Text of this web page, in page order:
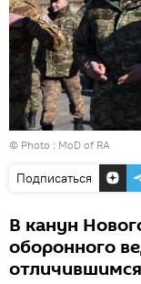
© Photo : MoD of RA
Подписаться
В канун
оборонного